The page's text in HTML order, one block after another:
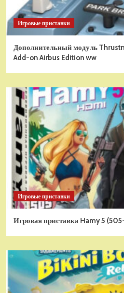
Игровые приставки
Дополнительный модуль
Add-on Airbus Edition ww
Игровые приставки
Игровая приставка Hamy 5